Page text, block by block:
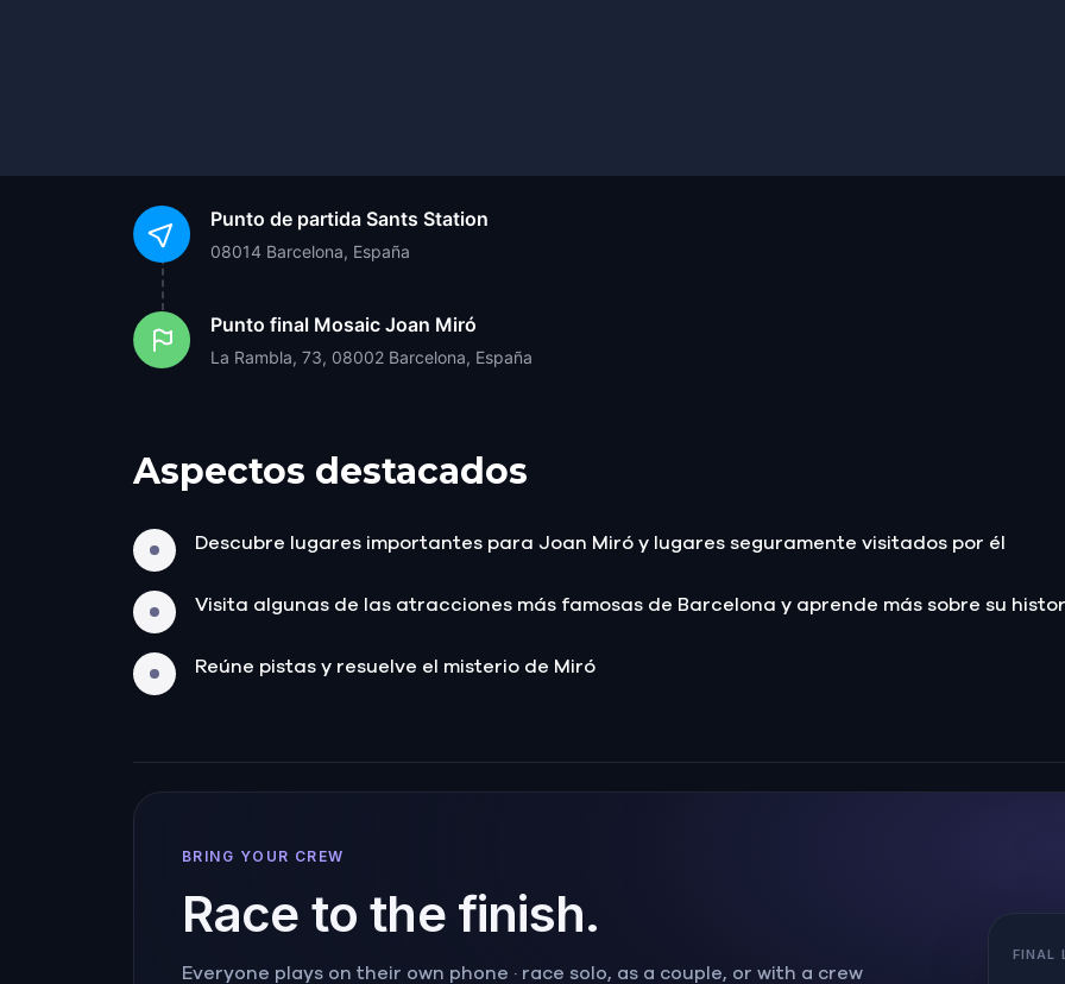
Punto de partida Sants Station
08014 Barcelona, España
Punto final Mosaic Joan Miró
La Rambla, 73, 08002 Barcelona, España
Aspectos destacados
Descubre lugares importantes para Joan Miró y lugares seguramente visitados por él
Visita algunas de las atracciones más famosas de Barcelona y aprende más sobre su
Reúne pistas y resuelve el misterio de Miró
BRING YOUR CREW
Race to the finish.
Everyone plays on their own phone · race solo, as a couple, or with a crew
FINAL